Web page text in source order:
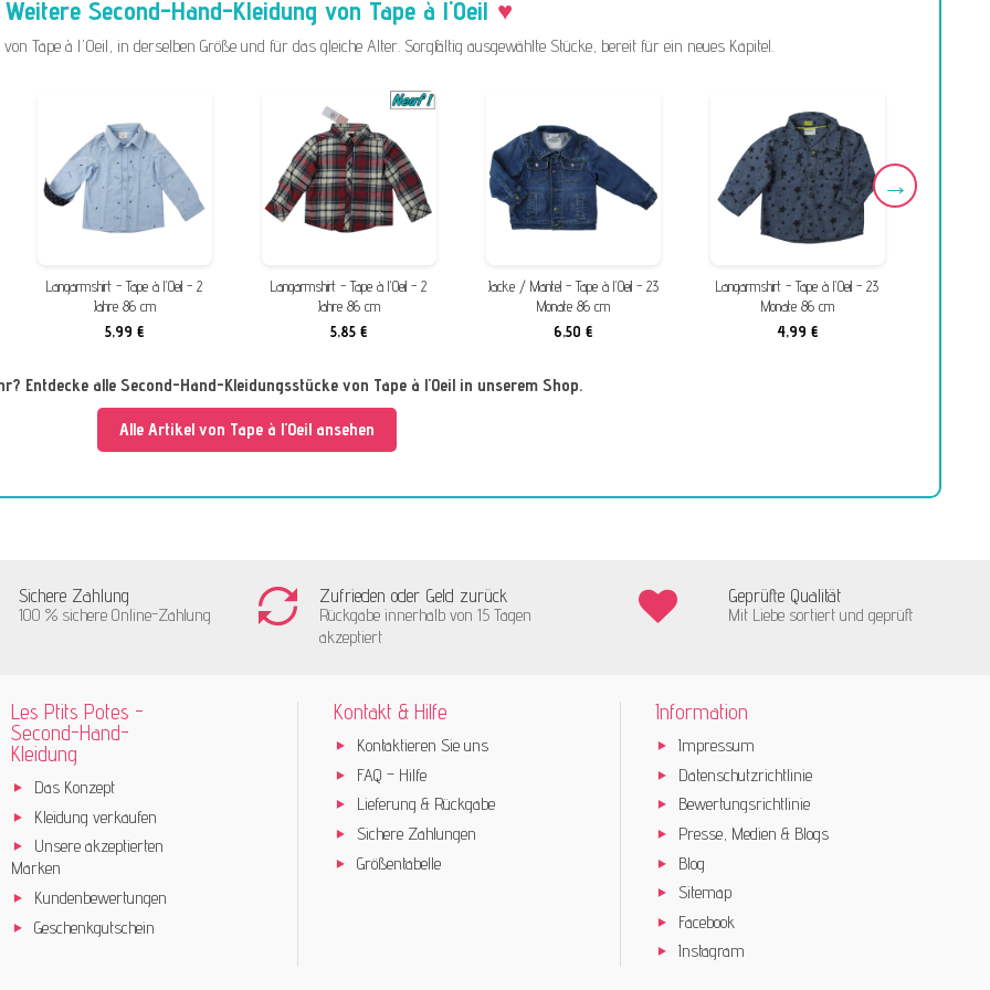
Weitere Second-Hand-Kleidung von Tape à l'Oeil
Tape à l'Oeil, in derselben Größe und für das gleiche Alter. Sorgfältig ausgewählte Stücke, bereit für ein neues Kapitel.
Langarmshirt - Tape à l'Oeil - 2
Jahre 86 cm
5,99 €
Langarmshirt - Tape à l'Oeil - 2
Jahre 86 cm
5,85 €
Jacke / Mantel - Tape à l'Oeil - 23
Monate 86 cm
6,50 €
Langarmshirt - Tape à l'Oeil - 23
Monate 86 cm
4,99 €
Entdecke alle Second-Hand-Kleidungsstücke von Tape à l'Oeil in unserem Shop.
Alle Artikel von Tape à l'Oeil ansehen
Sichere Zahlung
100 % sichere Online-Zahlung
Zufrieden oder Geld zurück
Rückgabe innerhalb von 15 Tagen
akzeptiert
Geprüfte Qualität
Mit Liebe sortiert und geprüft
Les Ptits Potes -
Second-Hand-
Kleidung
Das Konzept
Kleidung verkaufen
Unsere akzeptierten
Marken
Kundenbewertungen
Geschenkgutschein
Kontakt & Hilfe
Kontaktieren Sie uns
FAQ – Hilfe
Lieferung & Rückgabe
Sichere Zahlungen
Größentabelle
Information
Impressum
Datenschutzrichtlinie
Bewertungsrichtlinie
Presse, Medien & Blogs
Blog
Sitemap
Facebook
Instagram